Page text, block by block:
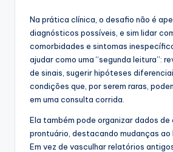
Na prática clínica, o desafio não é
diagnósticos possíveis, e sim lidar
comorbidades e sintomas
ajudar como uma “segunda leitura”:
de sinais, sugerir hipóteses
condições que, por serem raras,
em uma consulta corrida.
Ela também pode organizar dados de
prontuário, destacando mudanças ao
Em vez de vasculhar relatórios